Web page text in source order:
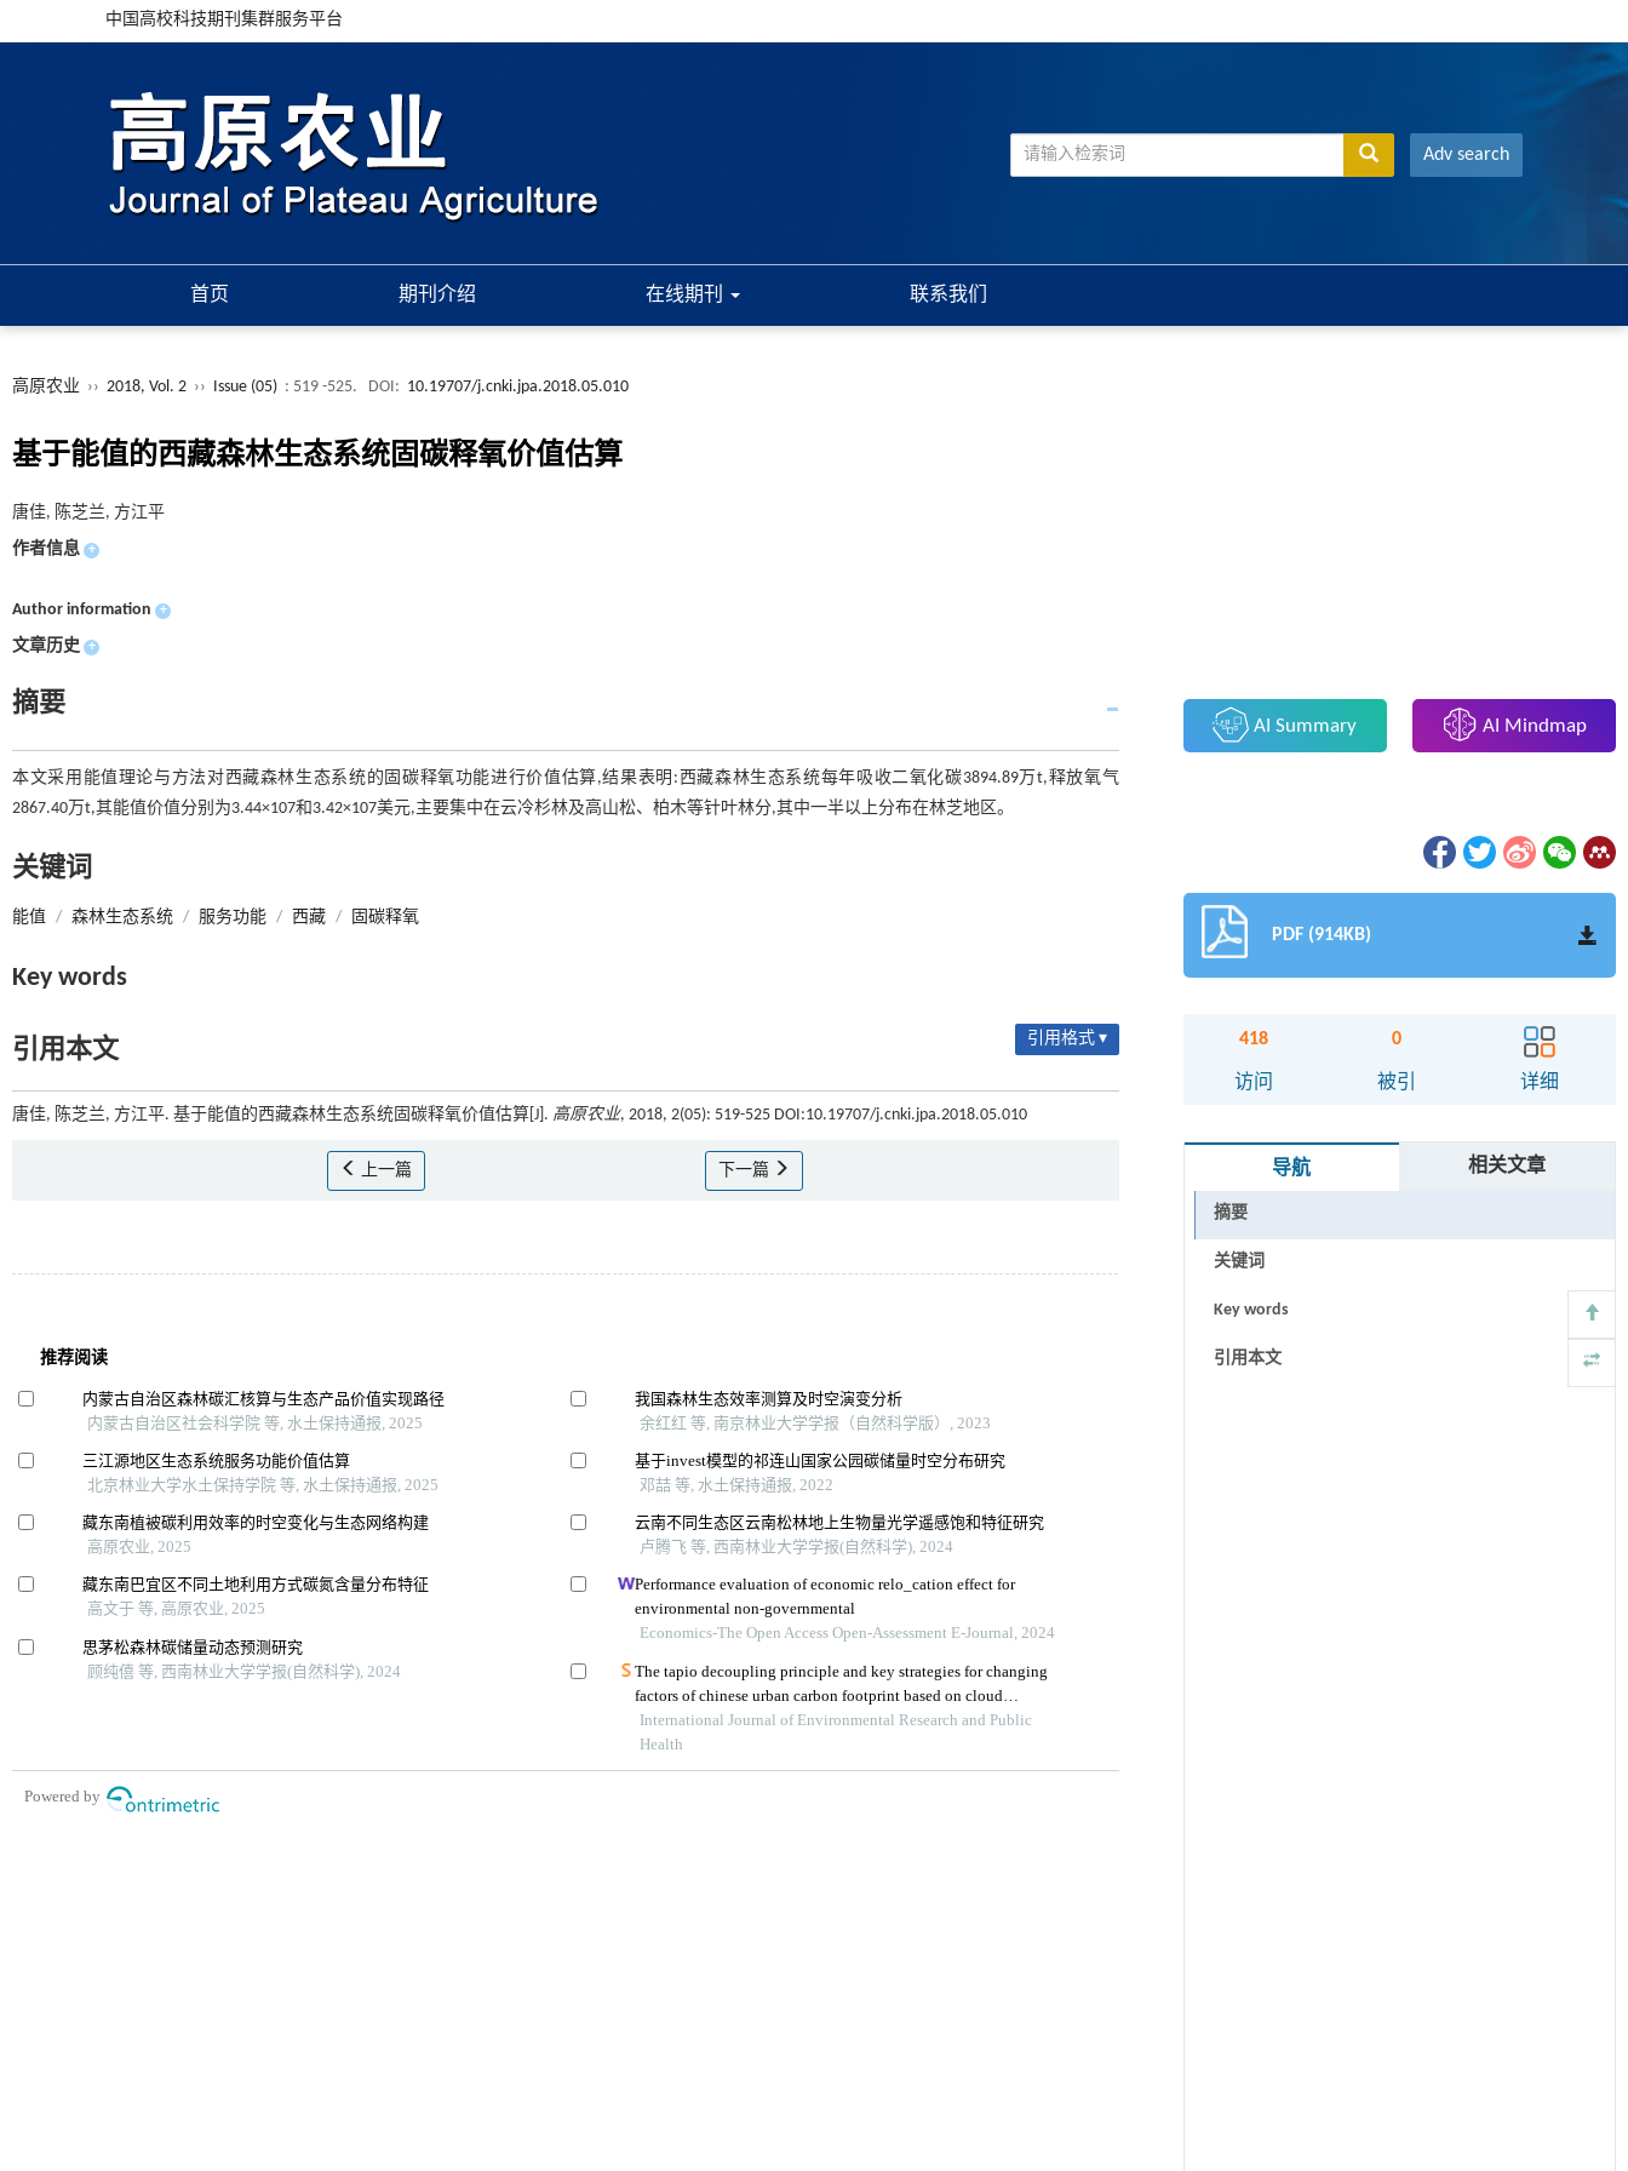
中国高校科技期刊集群服务平台
Adv search
首页 期刊介绍 在线期刊 联系我们
高原农业 ›› 2018, Vol. 2 ›› Issue (05) : 519 -525. DOI: 10.19707/j.cnki.jpa.2018.05.010
基于能值的西藏森林生态系统固碳释氧价值估算
唐佳, 陈芝兰, 方江平
作者信息 +
Author information +
文章历史 +
摘要
本文采用能值理论与方法对西藏森林生态系统的固碳释氧功能进行价值估算,结果表明:西藏森林生态系统每年吸收二氧化碳3894.89万t,释放氧气
2867.40万t,其能值价值分别为3.44×107和3.42×107美元,主要集中在云冷杉林及高山松、柏木等针叶林分,其中一半以上分布在林芝地区。
关键词
能值 / 森林生态系统 / 服务功能 / 西藏 / 固碳释氧
Key words
引用本文 引用格式 ▾
唐佳, 陈芝兰, 方江平. 基于能值的西藏森林生态系统固碳释氧价值估算[J]. 高原农业, 2018, 2(05): 519-525 DOI:10.19707/j.cnki.jpa.2018.05.010
上一篇 下一篇
AI Summary AI Mindmap
PDF (914KB)
418
访问
0
被引 详细
导航 相关文章
摘要
关键词
Key words
引用本文